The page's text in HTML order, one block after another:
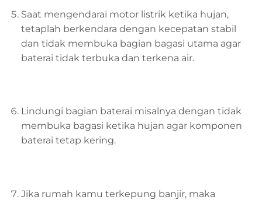
Saat mengendarai motor listrik ketika hujan,
tetaplah berkendara dengan kecepatan stabil
dan tidak membuka bagian bagasi utama agar
baterai tidak terbuka dan terkena air.
Lindungi bagian baterai misalnya dengan tidak
membuka bagasi ketika hujan agar komponen
baterai tetap kering.
Jika rumah kamu terkepung banjir, maka